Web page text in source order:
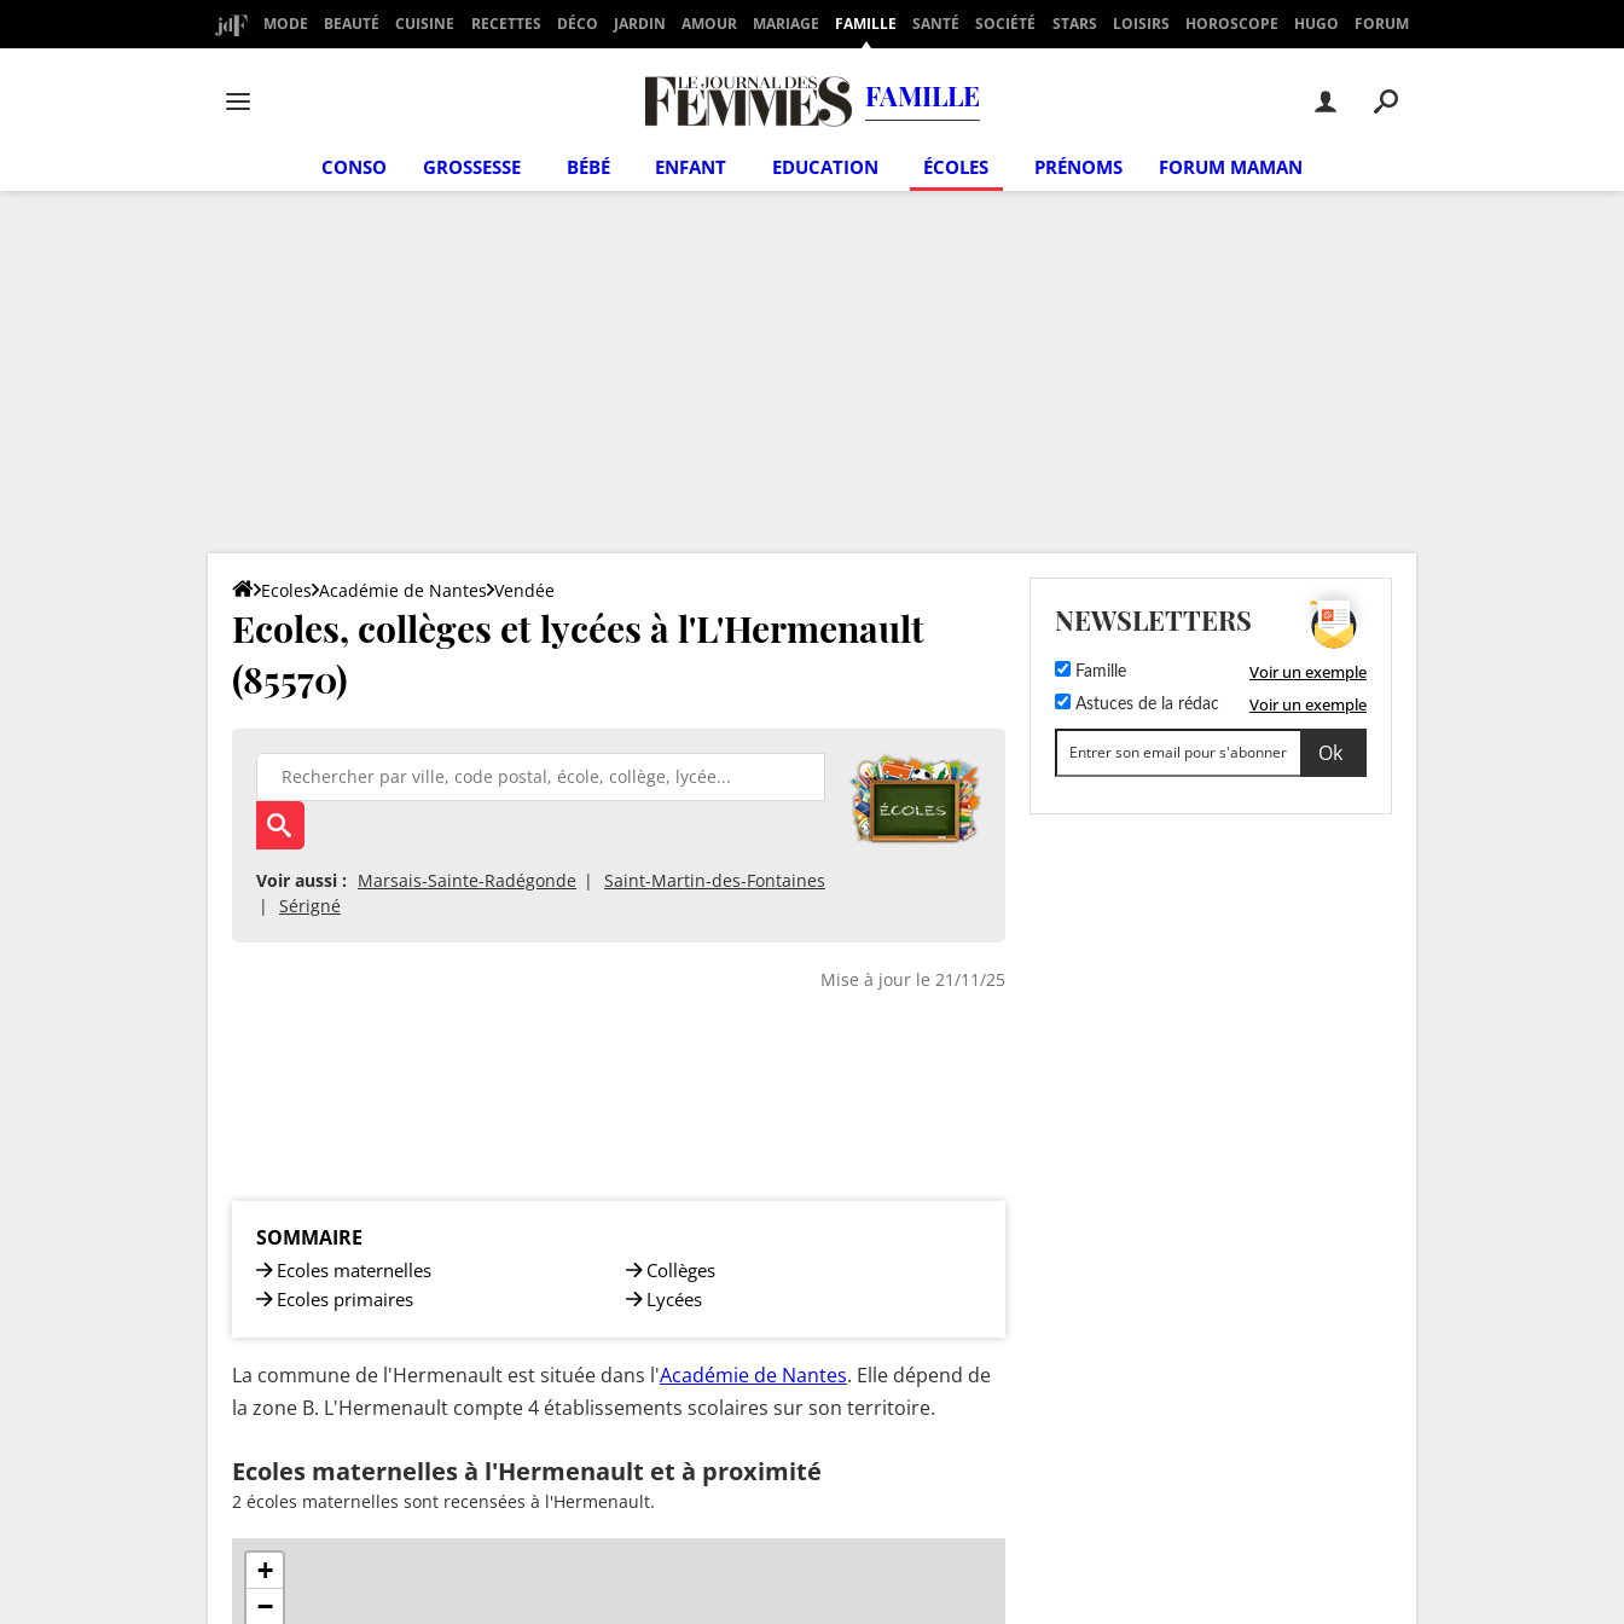
MODE BEAUTÉ CUISINE RECETTES DÉCO JARDIN AMOUR MARIAGE FAMILLE SANTÉ SOCIÉTÉ STARS LOISIRS HOROSCOPE HUGO FORUM
FAMILLE
CONSO GROSSESSE BÉBÉ ENFANT EDUCATION ÉCOLES PRÉNOMS FORUM MAMAN
Ecoles Académie de Nantes Vendée
Ecoles, collèges et lycées à l'L'Hermenault
(85570)
Voir aussi : Marsais-Sainte-Radégonde
Saint-Martin-des-Fontaines
Sérigné
Mise à jour le 21/11/25
SOMMAIRE
Ecoles maternelles
Ecoles primaires
Collèges
Lycées
La commune de l'Hermenault est située dans l'Académie de Nantes. Elle dépend de
la zone B. L'Hermenault compte 4 établissements scolaires sur son territoire.
Ecoles maternelles à l'Hermenault et à proximité
2 écoles maternelles sont recensées à l'Hermenault.
+
−
NEWSLETTERS
Famille Voir un exemple
Astuces de la rédac Voir un exemple